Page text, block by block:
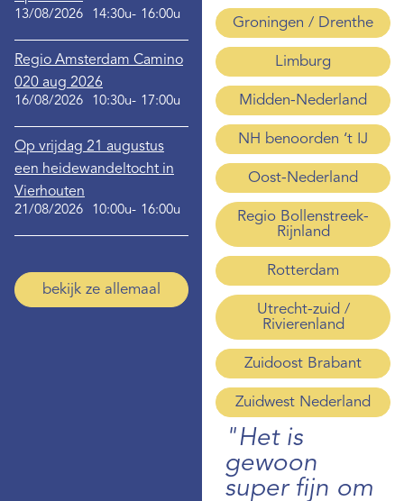
13/08/2026 14:30u- 16:00u
Regio Amsterdam Camino
020 aug 2026
16/08/2026 10:30u- 17:00u
Op vrijdag 21 augustus
een heidewandeltocht in
Vierhouten
21/08/2026 10:00u- 16:00u
bekijk ze allemaal
Groningen / Drenthe
Limburg
Midden-Nederland
NH benoorden ‘t IJ
Oost-Nederland
Regio Bollenstreek-
Rijnland
Rotterdam
Utrecht-zuid /
Rivierenland
Zuidoost Brabant
Zuidwest Nederland
"Het is
gewoon
super fijn om